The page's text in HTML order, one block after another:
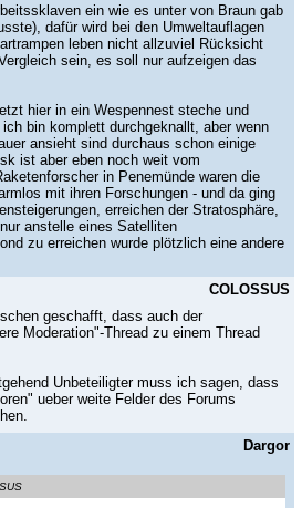
ein wie es unter von Braun gab
dafür wird bei den Umweltauflagen
leben nicht allzuviel Rücksicht
sein, es soll nur aufzeigen das
hier in ein Wespennest steche und
bin komplett durchgeknallt, aber wenn
ansieht sind durchaus schon einige
ist aber eben noch weit vom
in Penemünde waren die
mit ihren Forschungen - und da ging
erreichen der Stratosphäre,
anstelle eines Satelliten
zu erreichen wurde plötzlich eine andere
COLOSSUS
geschafft, dass auch der
Moderation"-Thread zu einem Thread
Unbeteiligter muss ich sagen, dass
ueber weite Felder des Forums
Dargor